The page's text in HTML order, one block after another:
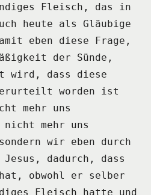
Fleisch, das in
heute als Gläubige
eben diese Frage,
der Sünde,
wird,
dass diese
worden ist
mehr uns
nicht mehr uns
wir eben durch
Jesus, dadurch, dass
obwohl er selber
Fleisch hatte und